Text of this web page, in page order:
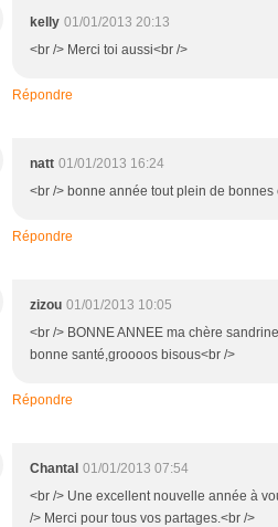
kelly 01/01/2013 20:13
<br /> Merci toi aussi<br />
Répondre
natt 01/01/2013 16:24
<br /> bonne année tout plein de
Répondre
zizou 01/01/2013 10:05
<br /> BONNE ANNEE ma chère
bonne santé,groooos bisous<br />
Répondre
Chantal 01/01/2013 07:54
<br /> Une excellent nouvelle année à
/> Merci pour tous vos partages.<br />